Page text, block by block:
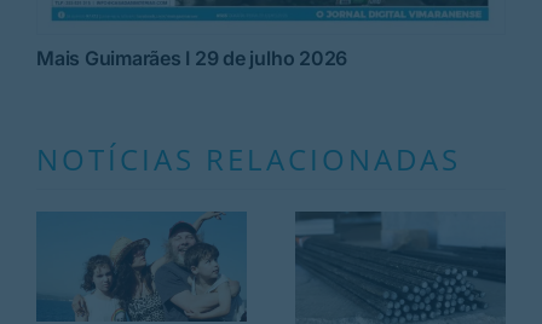
Mais Guimarães I 29 de julho 2026
NOTÍCIAS RELACIONADAS